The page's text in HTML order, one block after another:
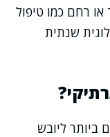
או רחם כמו טיפול
שנתית
ביותר ליובש